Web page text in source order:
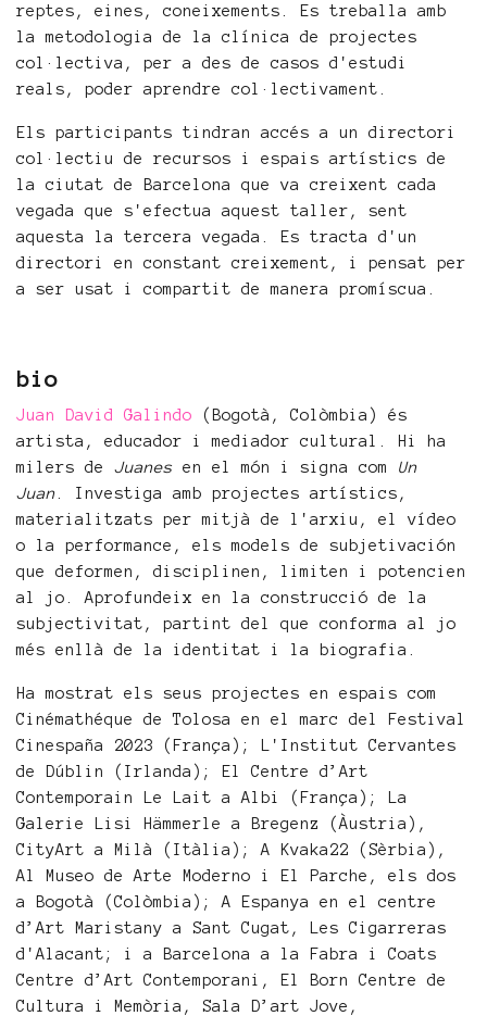
reptes, eines, coneixements. Es treballa amb
la metodologia de la clínica de projectes
col·lectiva, per a des de casos d'estudi
reals, poder aprendre col·lectivament.
Els participants tindran accés a un directori
col·lectiu de recursos i espais artístics de
la ciutat de Barcelona que va creixent cada
vegada que s'efectua aquest taller, sent
aquesta la tercera vegada. Es tracta d'un
directori en constant creixement, i pensat per
a ser usat i compartit de manera promíscua.
bio
Juan David Galindo (Bogotà, Colòmbia) és
artista, educador i mediador cultural. Hi ha
milers de Juanes en el món i signa com Un
Juan . Investiga amb projectes artístics,
materialitzats per mitjà de l'arxiu, el vídeo
o la performance, els models de subjetivación
que deformen, disciplinen, limiten i potencien
al jo. Aprofundeix en la construcció de la
subjectivitat, partint del que conforma al jo
més enllà de la identitat i la biografia.
Ha mostrat els seus projectes en espais com
Cinémathéque de Tolosa en el marc del Festival
Cinespaña 2023 (França); L'Institut Cervantes
de Dúblin (Irlanda); El Centre d’Art
Contemporain Le Lait a Albi (França); La
Galerie Lisi Hämmerle a Bregenz (Àustria),
CityArt a Milà (Itàlia); A Kvaka22 (Sèrbia),
Al Museo de Arte Moderno i El Parche, els dos
a Bogotà (Colòmbia); A Espanya en el centre
d’Art Maristany a Sant Cugat, Les Cigarreras
d'Alacant; i a Barcelona a la Fabra i Coats
Centre d’Art Contemporani, El Born Centre de
Cultura i Memòria, Sala D’art Jove,